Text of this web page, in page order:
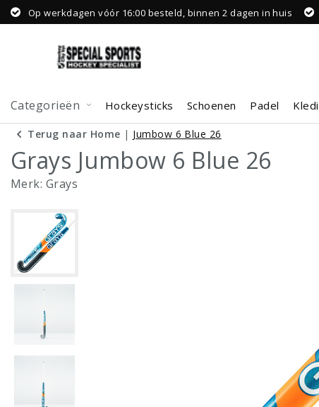
Op werkdagen vóór 16:00 besteld, binnen 2 dagen in huis
Categorieën Hockeysticks Schoenen Padel
Terug naar Home | Jumbow 6 Blue 26
Grays Jumbow 6 Blue 26
Merk: Grays